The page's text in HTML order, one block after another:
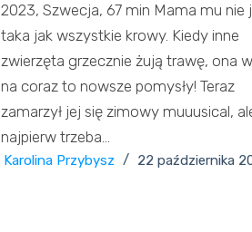
2023, Szwecja, 67 min Mama mu nie
taka jak wszystkie krowy. Kiedy inne
zwierzęta grzecznie żują trawę, ona
na coraz to nowsze pomysły! Teraz
zamarzył jej się zimowy muuusical,
najpierw trzeba…
Karolina Przybysz 22 października